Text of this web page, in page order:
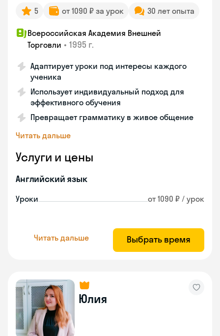
5 от 1090 ₽ за урок 30 лет опыта
Всероссийская Академия Внешней
Торговли • 1995 г.
Адаптирует уроки под интересы каждого
ученика
Использует индивидуальный подход для
эффективного обучения
Превращает грамматику в живое общение
Читать дальше
Услуги и цены
Английский язык
Уроки от 1090 ₽ / урок
Читать дальше Выбрать время
Юлия